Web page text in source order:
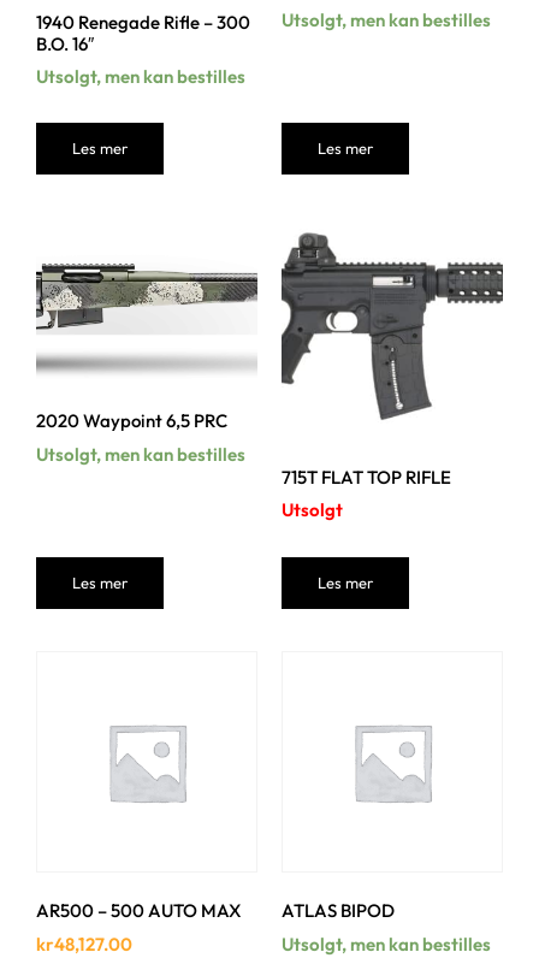
1940 Renegade Rifle – 300
B.O. 16″
Utsolgt, men kan bestilles
Les mer
Utsolgt, men kan bestilles
Les mer
2020 Waypoint 6,5 PRC
Utsolgt, men kan bestilles
Les mer
715T FLAT TOP RIFLE
Utsolgt
Les mer
AR500 – 500 AUTO MAX
kr48,127.00
ATLAS BIPOD
Utsolgt, men kan bestilles